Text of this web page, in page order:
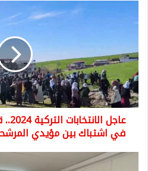
الانتخابات
قتيل
وأكثر
من
10
جرحى
اشتباك
مؤيدي
في اشتباك بين مؤيدي
سلطان